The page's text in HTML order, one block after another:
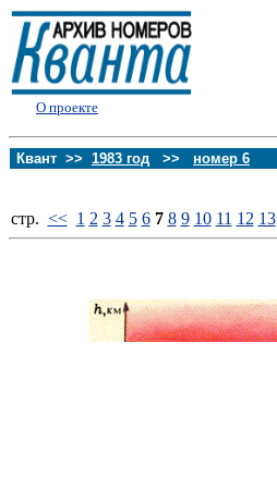
О проекте
Квант >> 1983 год >> номер 6
стp. << 1 2 3 4 5 6 7 8 9 10 11 12 13